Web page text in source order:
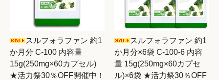
スルフォラファン 約1
か月分 C-100 内容量
15g(250mg×60カプセル)
★活力祭30％OFF開催中！
スルフォラファン 約1
か月分×6袋 C-100-6 内容
量 15g(250mg×60カプセ
ル)×6袋 ★活力祭30％OFF